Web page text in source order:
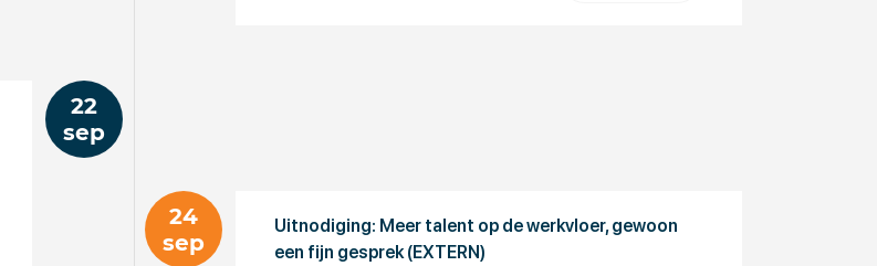
22
sep
24
sep
Uitnodiging: Meer talent op de werkvloer, gewoon
een fijn gesprek (EXTERN)